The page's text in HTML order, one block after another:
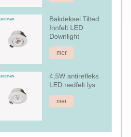
Bakdeksel Tilted
Innfelt LED
Downlight
mer
4,5W antirefleks
LED nedfelt lys
mer